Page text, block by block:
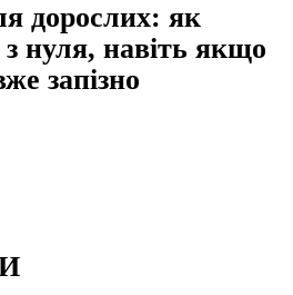
дорослих: як
нуля, навіть якщо
запізно